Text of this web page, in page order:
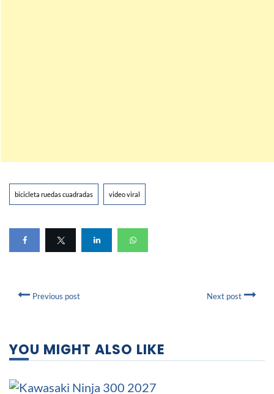
bicicleta ruedas cuadradas video viral
Previous post Next post
YOU MIGHT ALSO LIKE